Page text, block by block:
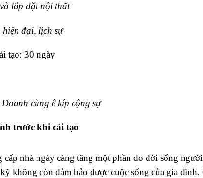
lắp đặt nội thất
hiện đại, lịch sự
tạo: 30 ngày
Doanh cùng ê kíp cộng sự
trước khi cải tạo
cấp nhà ngày càng tăng một phần do đời sống
không còn đảm bảo được cuộc sống của gia